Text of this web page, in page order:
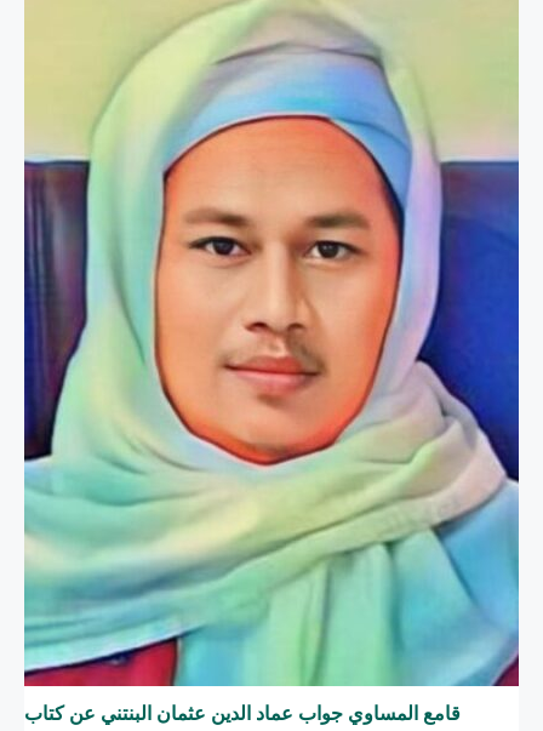
قامع المساوي جواب عماد الدين عثمان البنتني عن كتاب